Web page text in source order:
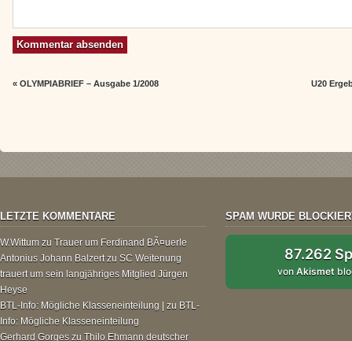
«OLYMPIABRIEF – Ausgabe 1/2008 U20
LETZTE KOMMENTARE
W.Wittum zu Trauer um Ferdinand BÃ¤uerle
Antonius Johann Balzertzu SC Weitenung
trauert um sein langjähriges Mitglied Jürgen
Heyse
BTL-Info: Mögliche Klasseneinteilung | zu BTL-
Info: Mögliche Klasseneinteilung
Gerhard Gorges zu Thilo Ehmann deutscher
SPAM WURDE
87.262
vonAkismet